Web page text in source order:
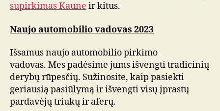
supirkimas Kaune ir kitus.
Naujo automobilio vadovas 2023
Išsamus naujo automobilio pirkimo
vadovas. Mes padėsime jums išvengti tradicinių
derybų rūpesčių. Sužinosite, kaip pasiekti
geriausią pasiūlymą ir išvengti visų įprastų
pardavėjų triukų ir aferų.